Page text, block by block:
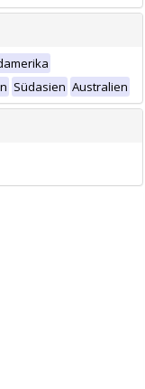
Südasien Australien